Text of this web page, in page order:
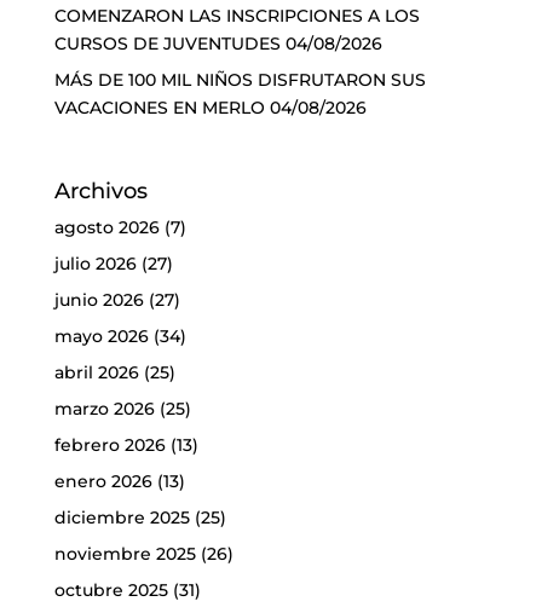
COMENZARON LAS INSCRIPCIONES A LOS
CURSOS DE JUVENTUDES 04/08/2026
MÁS DE 100 MIL NIÑOS DISFRUTARON SUS
VACACIONES EN MERLO 04/08/2026
Archivos
agosto 2026(7)
julio 2026(27)
junio 2026(27)
mayo 2026(34)
abril 2026(25)
marzo 2026(25)
febrero 2026(13)
enero 2026(13)
diciembre 2025(25)
noviembre 2025(26)
octubre 2025(31)